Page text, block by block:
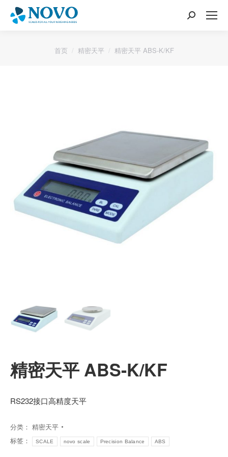
搜
您的位置：
首页 精密天平 精密天平 ABS-K/KF
精密天平 ABS-K/KF
RS232接口高精度天平
分类： 精密天平
标签：
SCALE novo scale Precision Balance ABS